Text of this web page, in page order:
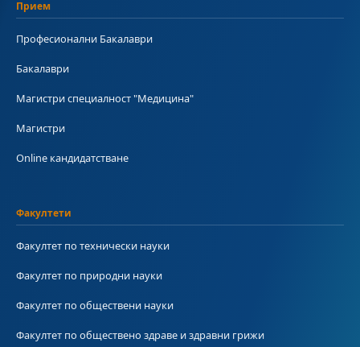
Прием
Професионални Бакалаври
Бакалаври
Магистри специалност "Медицина"
Магистри
Online кандидатстване
Факултети
Факултет по технически науки
Факултет по природни науки
Факултет по обществени науки
Факултет по обществено здраве и здравни грижи